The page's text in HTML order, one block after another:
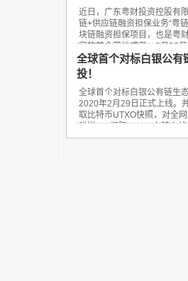
近日，广东粤财投资控股有
链+供应链融资担保业务“粤
块链融资担保项目，也是粤
室的首个落地成果。3月20
全球首个对标白银公有
投！
全球首个对标白银公有链生
2020年2月29日正式上线。
取比特币UTXO快照，对全
赠送SID权限。BTR主链上